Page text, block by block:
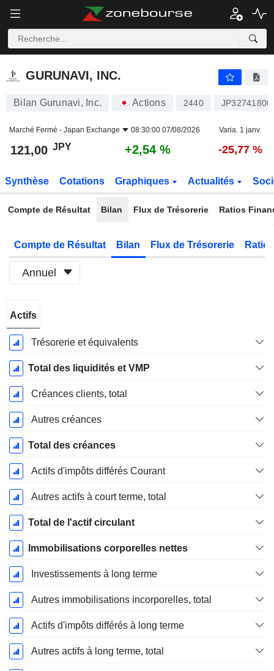
GURUNAVI, INC.
GURUNAVI, INC.
Bilan Gurunavi, Inc. Actions 2440
Marché Fermé - Japan Exchange 08:30:00 07/08/2026 Varia. 1 janv.
121,00 JPY +2,54 % -25,77 %
Synthèse Cotations Graphiques Actualités
Compte de Résultat Bilan Flux de Trésorerie Ratios
Compte de Résultat Bilan Flux de Trésorerie
Annuel
Fiscale:
Mars
Actifs
Trésorerie et équivalents
Total des liquidités et VMP
Créances clients, total
Autres créances
Total des créances
Actifs d'impôts différés Courant
Autres actifs à court terme, total
Total de l'actif circulant
Immobilisations corporelles nettes
Investissements à long terme
Autres immobilisations incorporelles, total
Actifs d'impôts différés à long terme
Autres actifs à long terme, total